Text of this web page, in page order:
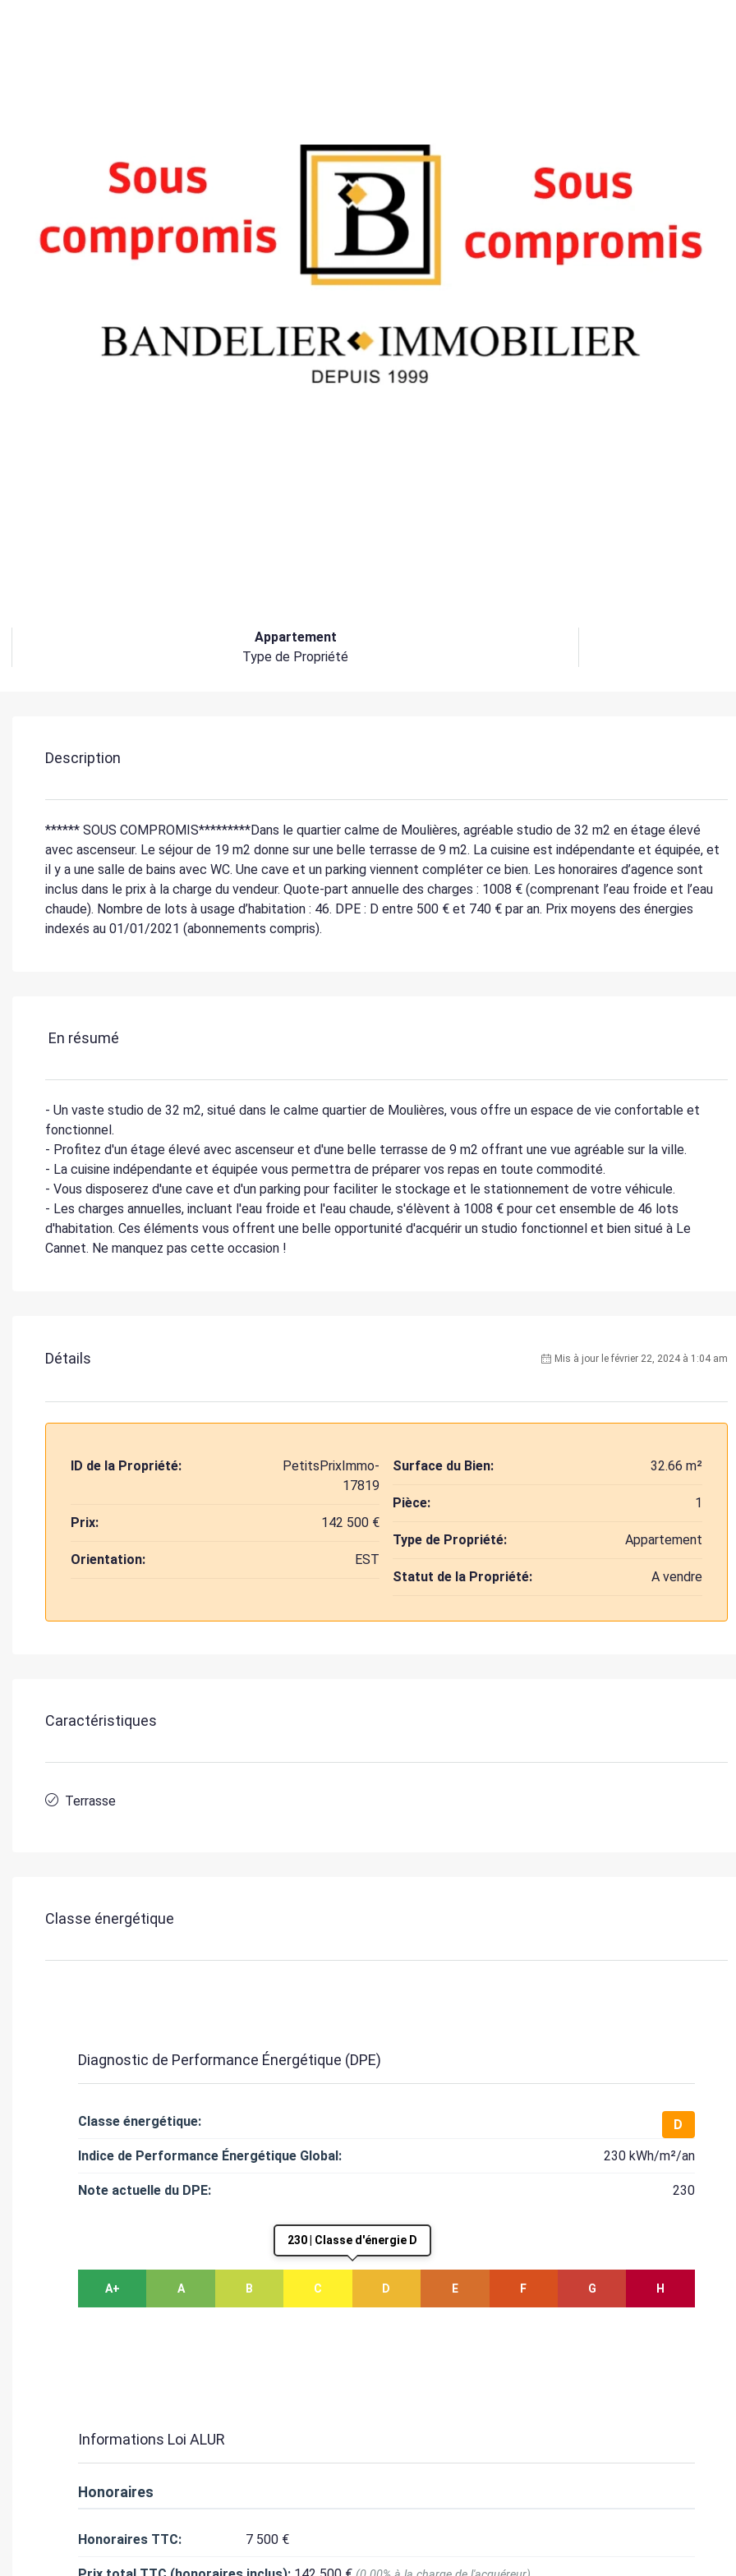
Appartement
Type de Propriété
Description
****** SOUS COMPROMIS*********Dans le quartier calme de Moulières, agréable studio de 32 m2 en étage élevé
avec ascenseur. Le séjour de 19 m2 donne sur une belle terrasse de 9 m2. La cuisine est indépendante et équipée, et
il y a une salle de bains avec WC. Une cave et un parking viennent compléter ce bien. Les honoraires d’agence sont
inclus dans le prix à la charge du vendeur. Quote-part annuelle des charges : 1008 € (comprenant l’eau froide et l’eau
chaude). Nombre de lots à usage d’habitation : 46. DPE : D entre 500 € et 740 € par an. Prix moyens des énergies
indexés au 01/01/2021 (abonnements compris).
En résumé
- Un vaste studio de 32 m2, situé dans le calme quartier de Moulières, vous offre un espace de vie confortable et
fonctionnel.
- Profitez d'un étage élevé avec ascenseur et d'une belle terrasse de 9 m2 offrant une vue agréable sur la ville.
- La cuisine indépendante et équipée vous permettra de préparer vos repas en toute commodité.
- Vous disposerez d'une cave et d'un parking pour faciliter le stockage et le stationnement de votre véhicule.
- Les charges annuelles, incluant l'eau froide et l'eau chaude, s'élèvent à 1008 € pour cet ensemble de 46 lots
d'habitation. Ces éléments vous offrent une belle opportunité d'acquérir un studio fonctionnel et bien situé à Le
Cannet. Ne manquez pas cette occasion !
Détails Mis à jour le février 22, 2024 à 1:04 am
ID de la Propriété:
PetitsPrixImmo-
17819
Prix: 142 500 €
Orientation: EST
Surface du Bien: 32.66 m²
Pièce: 1
Type de Propriété: Appartement
Statut de la Propriété: A vendre
Caractéristiques
Terrasse
Classe énergétique
Diagnostic de Performance Énergétique (DPE)
Classe énergétique:
D
Indice de Performance Énergétique Global:
230 kWh/m²/an
Note actuelle du DPE: 230
A+ A B C
230 | Classe d'énergie D
D E F G H
Informations Loi ALUR
Honoraires
Honoraires TTC: 7 500 €